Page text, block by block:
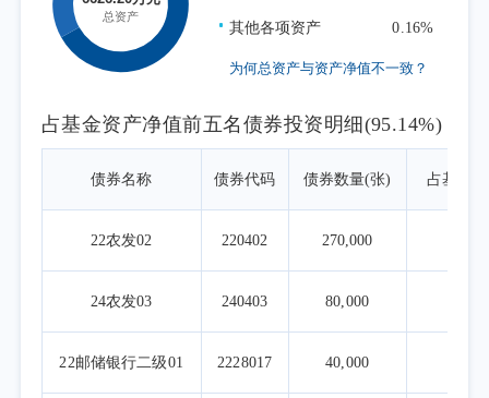
其他各项资产 0.16%
为何总资产与资产净值不一致？
占基金资产净值前五名债券投资明细(95.14%)
债券名称 债券代码 债券数量(张) 占基金
22农发02 220402 270,000
24农发03 240403 80,000
22邮储银行二级01 2228017 40,000